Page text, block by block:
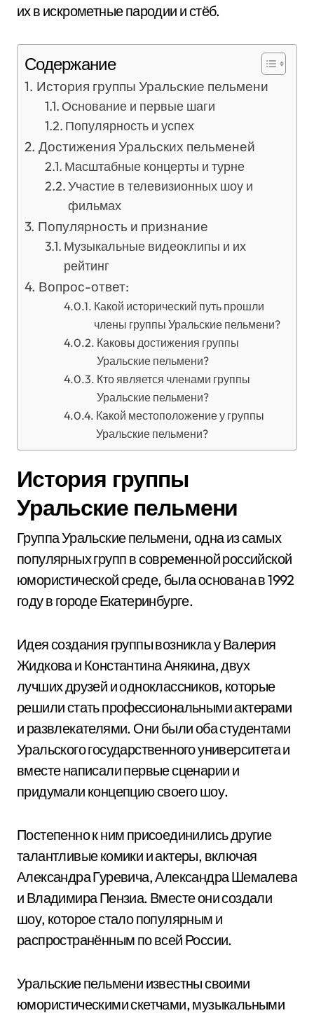
их в искрометные пародии и стёб.
Содержание
История группы Уральские пельмени
Основание и первые шаги
Популярность и успех
Достижения Уральских пельменей
Масштабные концерты и турне
Участие в телевизионных шоу и
фильмах
Популярность и признание
Музыкальные видеоклипы и их
рейтинг
Вопрос-ответ:
Какой исторический путь прошли
члены группы Уральские пельмени?
Каковы достижения группы
Уральские пельмени?
Кто является членами группы
Уральские пельмени?
Какой местоположение у группы
Уральские пельмени?
История группы
Уральские пельмени
Группа Уральские пельмени, одна из самых
популярных групп в современной российской
юмористической среде, была основана в 1992
году в городе Екатеринбурге.
Идея создания группы возникла у Валерия
Жидкова и Константина Анякина, двух
лучших друзей и одноклассников, которые
решили стать профессиональными актерами
и развлекателями. Они были оба студентами
Уральского государственного университета и
вместе написали первые сценарии и
придумали концепцию своего шоу.
Постепенно к ним присоединились другие
талантливые комики и актеры, включая
Александра Гуревича, Александра Шемалева
и Владимира Пензиа. Вместе они создали
шоу, которое стало популярным и
распространённым по всей России.
Уральские пельмени известны своими
юмористическими скетчами, музыкальными